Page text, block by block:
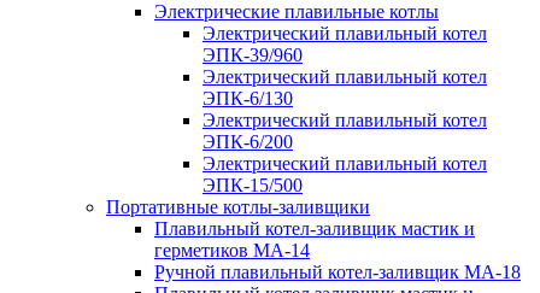
Электрические плавильные котлы
Электрический плавильный котел
ЭПК-39/960
Электрический плавильный котел
ЭПК-6/130
Электрический плавильный котел
ЭПК-6/200
Электрический плавильный котел
ЭПК-15/500
Портативные котлы-заливщики
Плавильный котел-заливщик мастик и
герметиков МА-14
Ручной плавильный котел-заливщик МА-18